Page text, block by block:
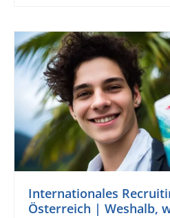
Internationales
Österreich | Weshalb,